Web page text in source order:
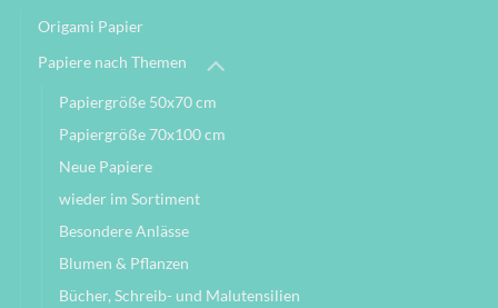
Origami Papier
Papiere nach Themen
Papiergröße 50x70 cm
Papiergröße 70x100 cm
Neue Papiere
wieder im Sortiment
Besondere Anlässe
Blumen & Pflanzen
Bücher, Schreib- und Malutensilien